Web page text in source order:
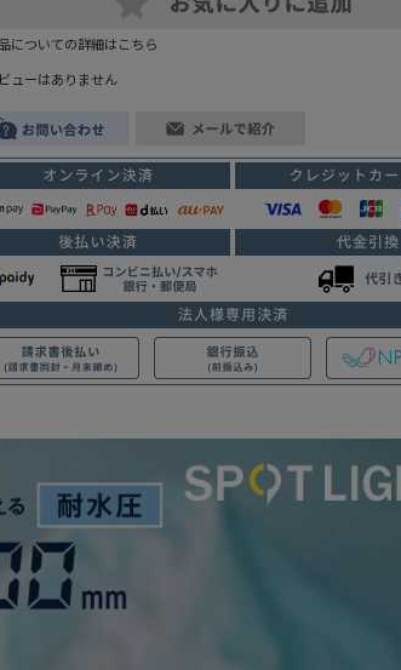
についての詳細はこちら
ューはありません